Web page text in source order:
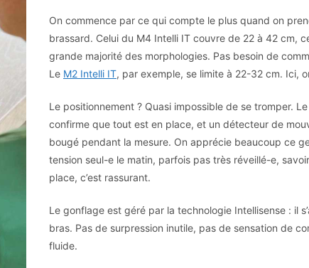
On commence par ce qui compte le plus quand on
brassard. Celui du M4 Intelli IT couvre de 22 à 42 cm,
grande majorité des morphologies. Pas besoin de
Le M2 Intelli IT, par exemple, se limite à 22-32 cm. Ici,
Le positionnement ? Quasi impossible de se tromper.
confirme que tout est en place, et un détecteur de
bougé pendant la mesure. On apprécie beaucoup ce
tension seul-e le matin, parfois pas très réveillé-e,
place, c’est rassurant.
Le gonflage est géré par la technologie Intellisense : il
bras. Pas de surpression inutile, pas de sensation de
fluide.